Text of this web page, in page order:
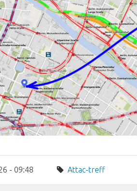
- 09:48 Attac-treff